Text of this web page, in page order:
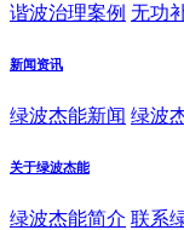
谐波治理案例 无功
新闻资讯
绿波杰能新闻 绿波
关于绿波杰能
绿波杰能简介 联系